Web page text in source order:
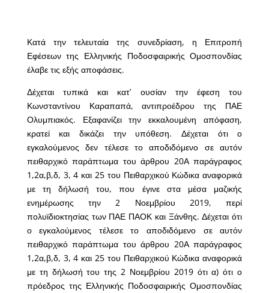
Κατά την τελευταία της συνεδρίαση, η Επιτροπή
Εφέσεων της Ελληνικής Ποδοσφαιρικής Ομοσπονδίας
έλαβε τις εξής αποφάσεις.
Δέχεται τυπικά και κατ’ ουσίαν την έφεση του
Κωνσταντίνου Καραπαπά, αντιπροέδρου της ΠΑΕ
Ολυμπιακός. Εξαφανίζει την εκκαλουμένη απόφαση,
κρατεί και δικάζει την υπόθεση. Δέχεται ότι ο
εγκαλούμενος δεν τέλεσε το αποδιδόμενο σε αυτόν
πειθαρχικό παράπτωμα του άρθρου 20Α παράγραφος
1,2α,β,δ, 3, 4 και 25 του Πειθαρχικού Κώδικα αναφορικά
με τη δήλωσή του, που έγινε στα μέσα μαζικής
ενημέρωσης την 2 Νοεμβρίου 2019, περί
πολυϊδιοκτησίας των ΠΑΕ ΠΑΟΚ και Ξάνθης. Δέχεται ότι
ο εγκαλούμενος τέλεσε το αποδιδόμενο σε αυτόν
πειθαρχικό παράπτωμα του άρθρου 20Α παράγραφος
1,2α,β,δ, 3, 4 και 25 του Πειθαρχικού Κώδικα αναφορικά
με τη δήλωσή του της 2 Νοεμβρίου 2019 ότι α) ότι ο
πρόεδρος της Ελληνικής Ποδοσφαιρικής Ομοσπονδίας